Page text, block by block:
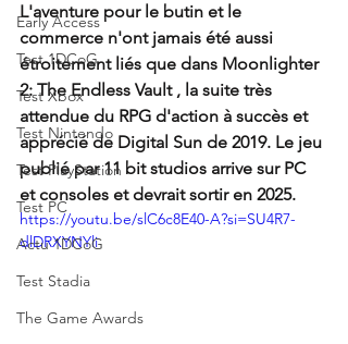
Early Access
Test 1DCoG
Test Xbox
Test Nintendo
Test PlayStation
Test PC
Actu 1DCoG
Test Stadia
The Game Awards
L'aventure pour le butin et le
commerce n'ont jamais été aussi
étroitement liés que dans Moonlighter
2: The Endless Vault , la suite très
attendue du RPG d'action à succès et
apprécié de Digital Sun de 2019. Le jeu
publié par 11 bit studios arrive sur PC
et consoles et devrait sortir en 2025.
https://youtu.be/slC6c8E40-A?si=SU4R7-
dlDRXYNYli